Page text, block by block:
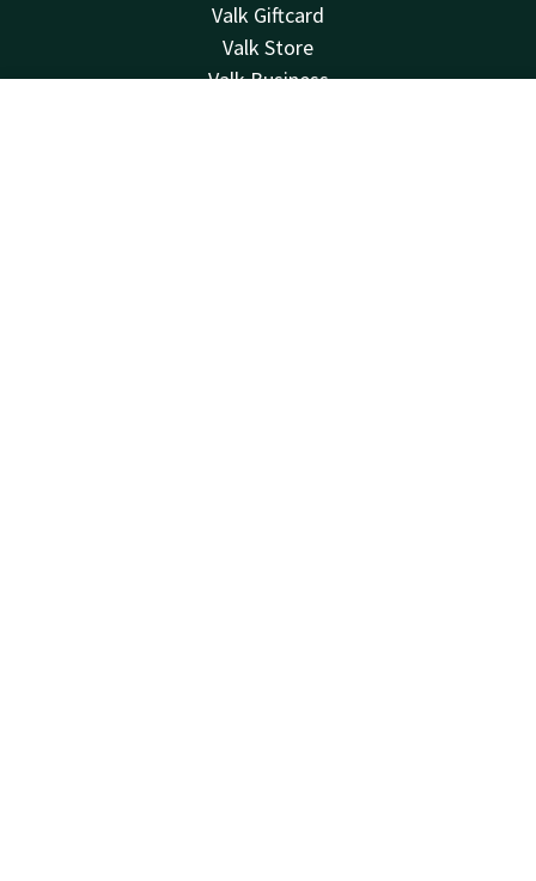
Valk Giftcard
Valk Store
Valk Business